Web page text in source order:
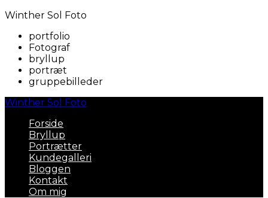
Winther Sol Foto
portfolio
Fotograf
bryllup
portræt
gruppebilleder
Winther Sol Foto
Forside
Bryllup
Portrætter
Kundegalleri
Bloggen
Kontakt
Om mig